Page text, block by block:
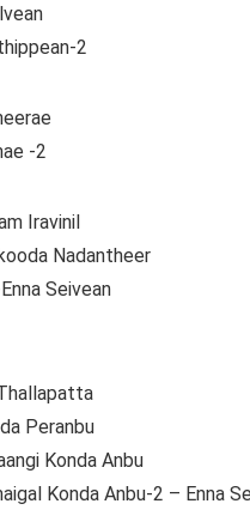
2
-2
Iravinil
Nadantheer
Seivean
Peranbu
Konda Anbu
Konda Anbu-2 – Enna